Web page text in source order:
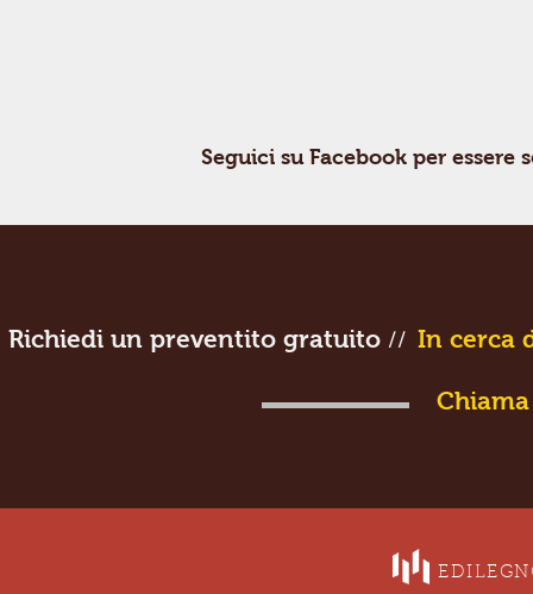
Seguici su Facebook per
Richiedi un preventito gratuito // In cerca